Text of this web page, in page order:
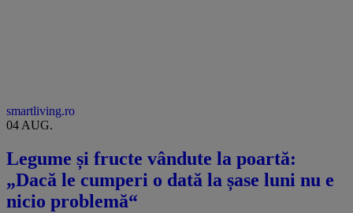
smartliving.ro
04 AUG.
Legume și fructe vândute la poartă:
„Dacă le cumperi o dată la șase luni nu e
nicio problemă“